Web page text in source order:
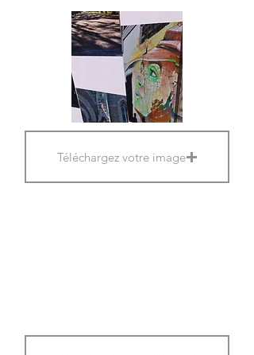
Téléchargez votre image